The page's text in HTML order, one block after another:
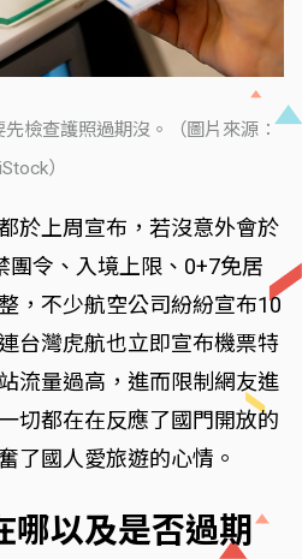
檢查護照過期沒。（圖片來源：
iStock）
於上周宣布，若沒意外會於
令、入境上限、0+7免居
，不少航空公司紛紛宣布10
台灣虎航也立即宣布機票特
流量過高，進而限制網友進
切都在在反應了國門開放的
了國人愛旅遊的心情。
哪以及是否過期